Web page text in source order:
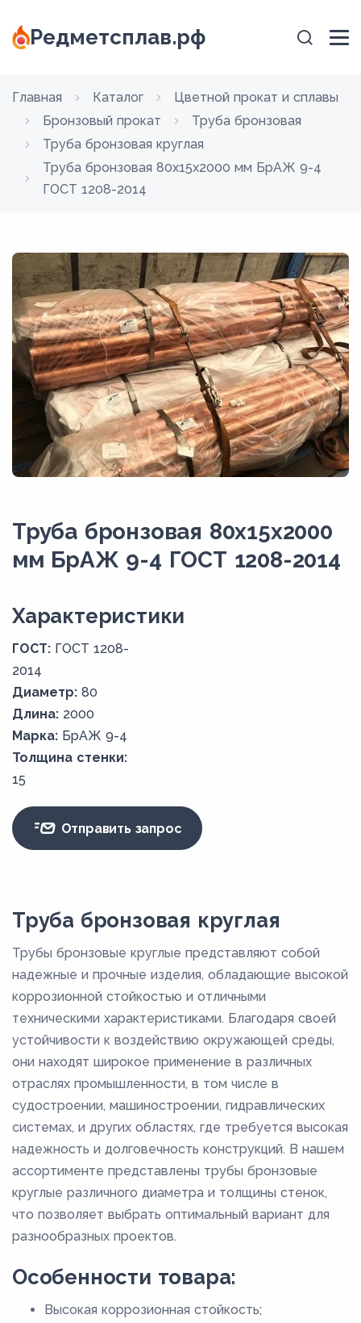
Редметсплав.рф
Главная Каталог
Цветной прокат и сплавы
Бронзовый прокат
Труба бронзовая
Труба бронзовая круглая
Труба бронзовая 80х15х2000 мм БрАЖ 9-4
ГОСТ 1208-2014
Труба бронзовая 80х15х2000
мм БрАЖ 9-4 ГОСТ 1208-2014
Xарактеристики
ГОСТ: ГОСТ 1208-
2014
Диаметр: 80
Длина: 2000
Марка: БрАЖ 9-4
Толщина стенки:
15
Отправить запрос
Труба бронзовая круглая
Трубы бронзовые круглые представляют собой
надежные и прочные изделия, обладающие высокой
коррозионной стойкостью и отличными
техническими характеристиками. Благодаря своей
устойчивости к воздействию окружающей среды,
они находят широкое применение в различных
отраслях промышленности, в том числе в
судостроении, машиностроении, гидравлических
системах, и других областях, где требуется высокая
надежность и долговечность конструкций. В нашем
ассортименте представлены трубы бронзовые
круглые различного диаметра и толщины стенок,
что позволяет выбрать оптимальный вариант для
разнообразных проектов.
Особенности товара:
Высокая коррозионная стойкость;